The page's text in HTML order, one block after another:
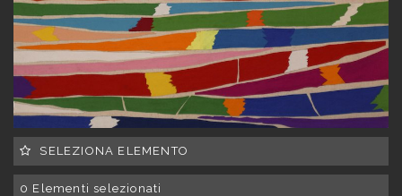
SELEZIONA ELEMENTO
0 Elementi selezionati